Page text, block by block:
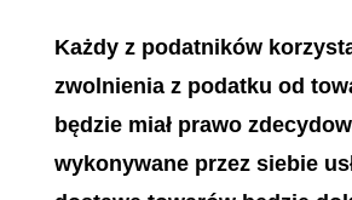
Każdy z podatników
zwolnienia z podatku od
będzie miał prawo
wykonywane przez siebie